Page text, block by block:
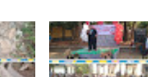
Cisata Hasilkan
Kesepakatan Tutup
Sementara